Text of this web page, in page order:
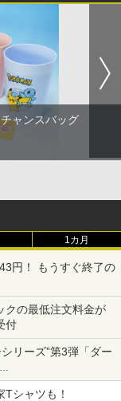
ル特典:オリジナル
坤と離】二振りの
タジオ描き下ろ
[DVD]
ャンスバッグ
1カ月
円！ もうすぐ終了の
が67%オフで990円
クの最低注文料金が
付
リーズ”第3弾「ダー
超大型チーズバーガー
シャツも！